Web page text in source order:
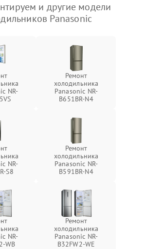
и другие модели
Panasonic
NR-
Ремонт
холодильника
Panasonic NR-
B651BR-N4
NR-
S8
Ремонт
холодильника
Panasonic NR-
B591BR-N4
NR-
WB
Ремонт
холодильника
Panasonic NR-
B32FW2-WE